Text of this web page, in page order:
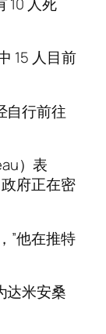
15 人目前
自行前往
）表
府正在密
”他在推特
达米安桑